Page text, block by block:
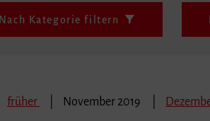
Nach Kategorie filtern
früher November 2019